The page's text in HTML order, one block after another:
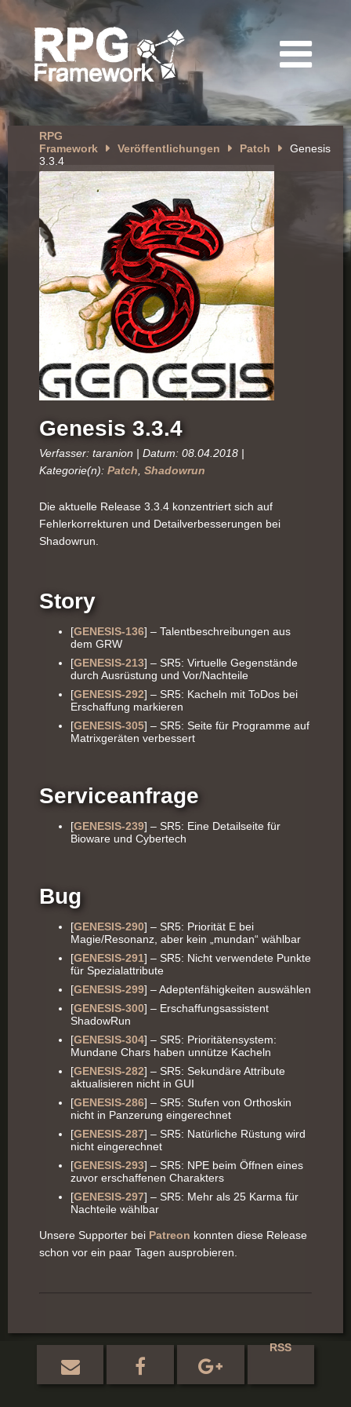
RPG
Framework
Veröffentlichungen Patch
Genesis
3.3.4
Genesis 3.3.4
Verfasser: taranion | Datum: 08.04.2018 |
Kategorie(n): Patch Shadowrun
Die aktuelle Release 3.3.4 konzentriert sich auf
Fehlerkorrekturen und Detailverbesserungen bei
Shadowrun.
Story
[GENESIS-136] – Talentbeschreibungen aus
dem GRW
[GENESIS-213] – SR5: Virtuelle Gegenstände
durch Ausrüstung und Vor/Nachteile
[GENESIS-292] – SR5: Kacheln mit ToDos bei
Erschaffung markieren
[GENESIS-305] – SR5: Seite für Programme auf
Matrixgeräten verbessert
Serviceanfrage
[GENESIS-239] – SR5: Eine Detailseite für
Bioware und Cybertech
Bug
[GENESIS-290] – SR5: Priorität E bei
Magie/Resonanz, aber kein „mundan“ wählbar
[GENESIS-291] – SR5: Nicht verwendete Punkte
für Spezialattribute
[GENESIS-299] – Adeptenfähigkeiten auswählen
[GENESIS-300] – Erschaffungsassistent
ShadowRun
[GENESIS-304] – SR5: Prioritätensystem:
Mundane Chars haben unnütze Kacheln
[GENESIS-282] – SR5: Sekundäre Attribute
aktualisieren nicht in GUI
[GENESIS-286] – SR5: Stufen von Orthoskin
nicht in Panzerung eingerechnet
[GENESIS-287] – SR5: Natürliche Rüstung wird
nicht eingerechnet
[GENESIS-293] – SR5: NPE beim Öffnen eines
zuvor erschaffenen Charakters
[GENESIS-297] – SR5: Mehr als 25 Karma für
Nachteile wählbar
Unsere Supporter bei Patreon konnten diese Release
schon vor ein paar Tagen ausprobieren.
RSS